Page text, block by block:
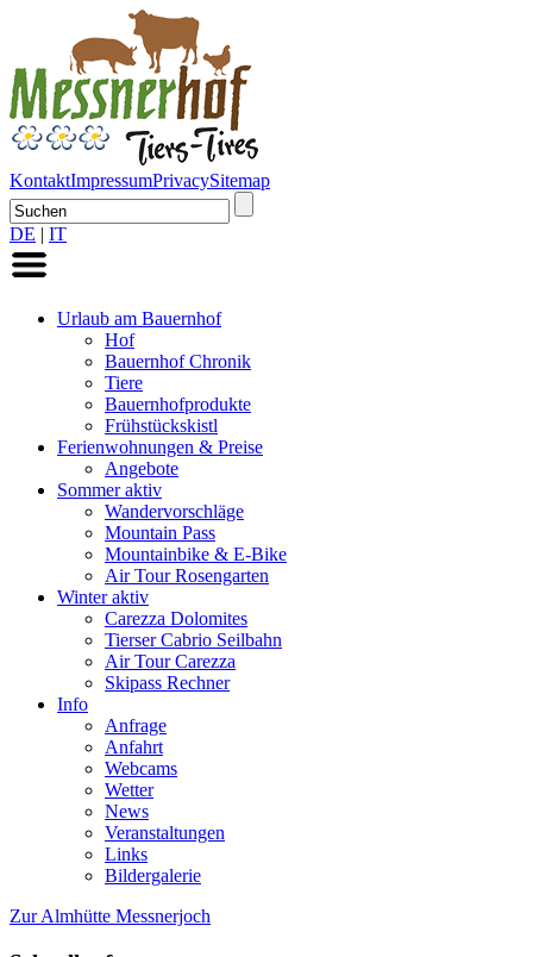
KontaktImpressumPrivacySitemap
DE | IT
Urlaub am Bauernhof
Hof
Bauernhof Chronik
Tiere
Bauernhofprodukte
Frühstückskistl
Ferienwohnungen & Preise
Angebote
Sommer aktiv
Wandervorschläge
Mountain Pass
Mountainbike & E-Bike
Air Tour Rosengarten
Winter aktiv
Carezza Dolomites
Tierser Cabrio Seilbahn
Air Tour Carezza
Skipass Rechner
Info
Anfrage
Anfahrt
Webcams
Wetter
News
Veranstaltungen
Links
Bildergalerie
Zur Almhütte Messnerjoch